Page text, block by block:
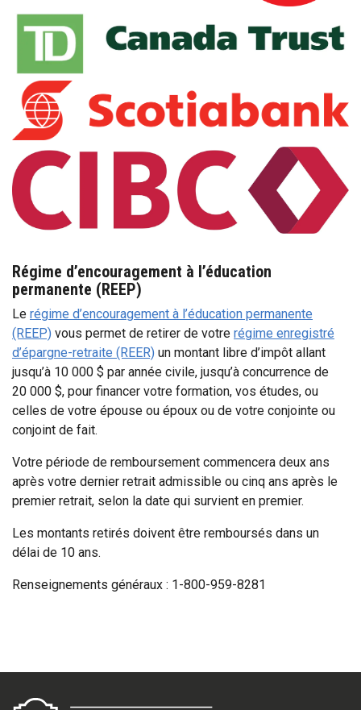
Régime d’encouragement à l’éducation
permanente (REEP)
Le régime d’encouragement à l’éducation permanente
(REEP) vous permet de retirer de votre régime enregistré
d’épargne-retraite (REER) un montant libre d’impôt allant
jusqu’à 10 000 $ par année civile, jusqu’à concurrence de
20 000 $, pour financer votre formation, vos études, ou
celles de votre épouse ou époux ou de votre conjointe ou
conjoint de fait.
Votre période de remboursement commencera deux ans
après votre dernier retrait admissible ou cinq ans après le
premier retrait, selon la date qui survient en premier.
Les montants retirés doivent être remboursés dans un
délai de 10 ans.
Renseignements généraux : 1-800-959-8281